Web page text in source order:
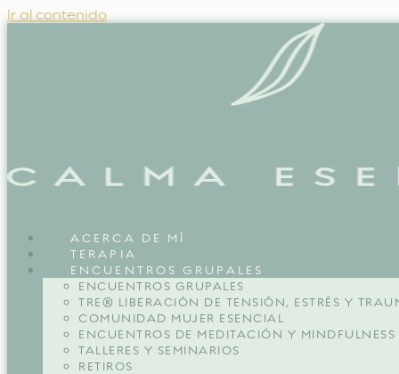
Ir al contenido
ACERCA DE MÍ
TERAPIA
ENCUENTROS GRUPALES
ENCUENTROS GRUPALES
TRE® LIBERACIÓN DE TENSIÓN, ESTRÉS Y
COMUNIDAD MUJER ESENCIAL
ENCUENTROS DE MEDITACIÓN Y MINDFULNESS
TALLERES Y SEMINARIOS
RETIROS